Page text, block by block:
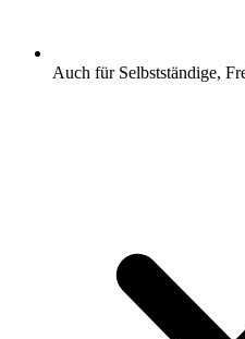
Auch für Selbstständige,